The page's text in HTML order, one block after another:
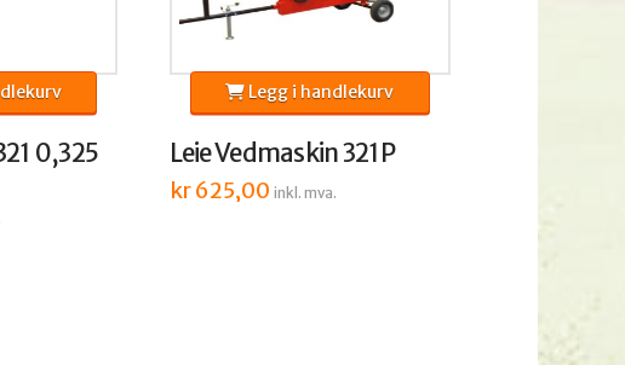
0,325
Leie Vedmaskin 321P
kr625,00 inkl. mva.
Legg i handlekurv